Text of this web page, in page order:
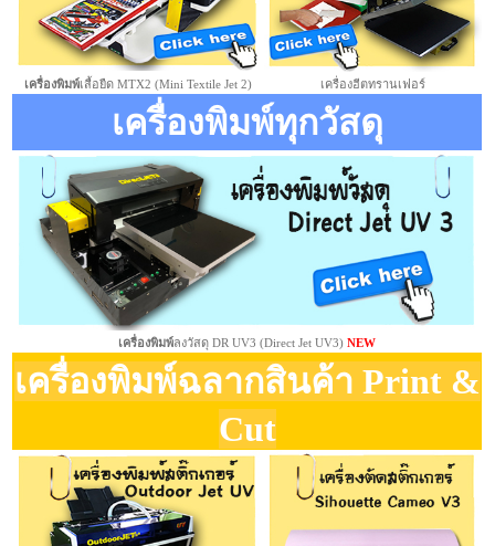
เครื่องพิมพ์เสื้อยืด MTX2 (Mini Textile Jet 2) เครื่องฮีตทรานเฟอร์
เครื่องพิมพ์ทุกวัสดุ
เครื่องพิมพ์ลงวัสดุ DR UV3 (Direct Jet UV3)NEW
เครื่องพิมพ์ฉลากสินค้า Print &
Cut